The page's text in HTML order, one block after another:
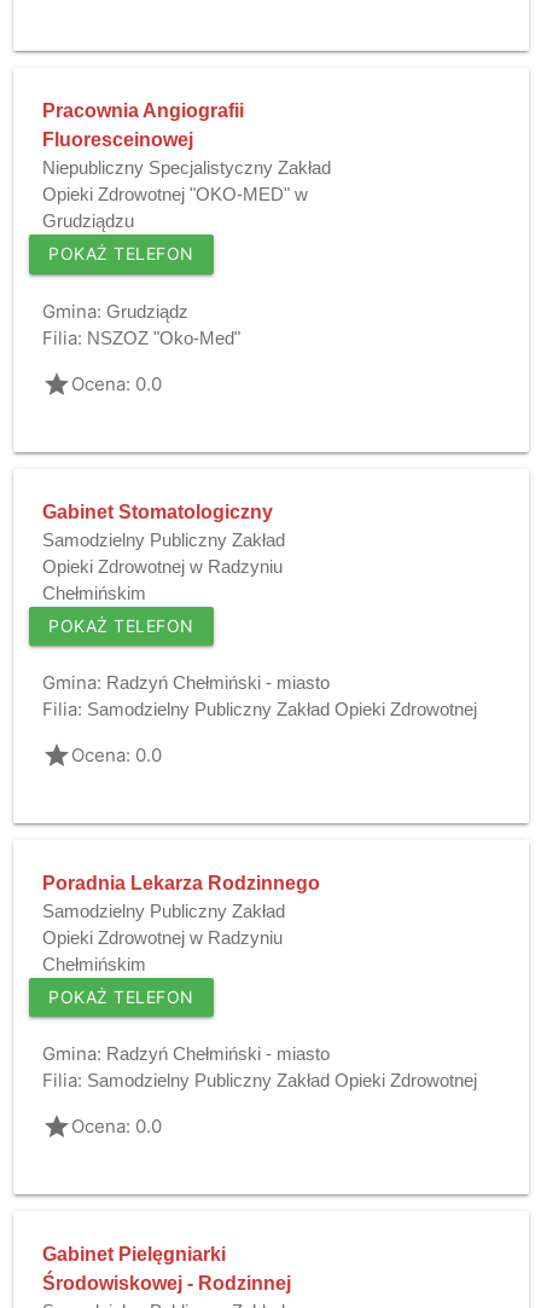
Pracownia Angiografii
Fluoresceinowej
Niepubliczny Specjalistyczny Zakład
Opieki Zdrowotnej "OKO-MED" w
Grudziądzu
POKAŻ TELEFON
Gmina: Grudziądz
Filia: NSZOZ "Oko-Med"
gradeOcena: 0.0
Gabinet Stomatologiczny
Samodzielny Publiczny Zakład
Opieki Zdrowotnej w Radzyniu
Chełmińskim
POKAŻ TELEFON
Gmina: Radzyń Chełmiński - miasto
Filia: Samodzielny Publiczny Zakład Opieki Zdrowotnej
gradeOcena: 0.0
Poradnia Lekarza Rodzinnego
Samodzielny Publiczny Zakład
Opieki Zdrowotnej w Radzyniu
Chełmińskim
POKAŻ TELEFON
Gmina: Radzyń Chełmiński - miasto
Filia: Samodzielny Publiczny Zakład Opieki Zdrowotnej
gradeOcena: 0.0
Gabinet Pielęgniarki
Środowiskowej - Rodzinnej